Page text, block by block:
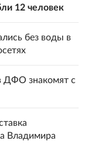
12 человек
без воды в
ДФО знакомят с
Владимира